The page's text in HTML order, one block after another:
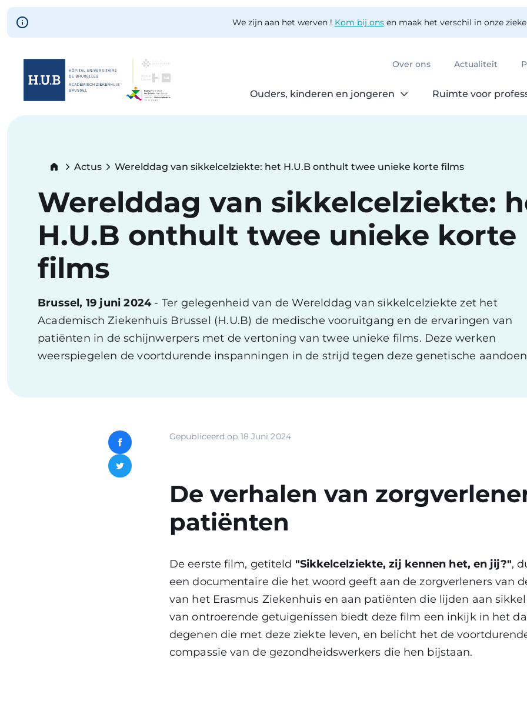
Skip to main content
We zijn aan het werven ! Kom bij onsen maak het verschil in onze
Over ons Actualiteit
Ouders, kinderen en jongeren Ruimte voor
Skip
Breadcrumb
Actus Werelddag van sikkelcelziekte: het H.U.B onthult twee unieke korte films
Werelddag van sikkelcelziekte:
H.U.B onthult twee unieke korte
films
Brussel, 19 juni 2024- Ter gelegenheid van de Werelddag van sikkelcelziekte zet het
Academisch Ziekenhuis Brussel (H.U.B) de medische vooruitgang en de ervaringen van
patiënten in de schijnwerpers met de vertoning van twee unieke films. Deze werken
weerspiegelen de voortdurende inspanningen in de strijd tegen deze genetische
Facebook
Twitter
Gepubliceerd op 18 Juni 2024
De verhalen van
patiënten
De eerste film, getiteld "Sikkelcelziekte, zij kennen het, en jij?",
een documentaire die het woord geeft aan de zorgverleners van
van het Erasmus Ziekenhuis en aan patiënten die lijden aan
van ontroerende getuigenissen biedt deze film een inkijk in het
degenen die met deze ziekte leven, en belicht het de
compassie van de gezondheidswerkers die hen bijstaan.